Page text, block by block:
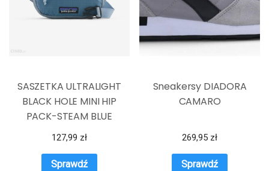
SASZETKA ULTRALIGHT
BLACK HOLE MINI HIP
PACK-STEAM BLUE
127,99 zł
Sprawdź
Sneakersy DIADORA
CAMARO
269,95 zł
Sprawdź